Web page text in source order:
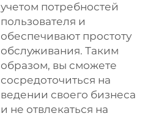
учетом потребностей
пользователя и
обеспечивают простоту
обслуживания. Таким
образом, вы сможете
сосредоточиться на
ведении своего бизнеса
и не отвлекаться на